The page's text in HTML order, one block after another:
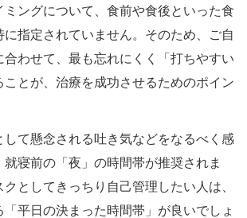
ミングについて、食前や食後といった食
指定されていません。そのため、ご自
合わせて、最も忘れにくく「打ちやすい
ことが、治療を成功させるためのポイン
して懸念される吐き気などをなるべく感
就寝前の「夜」の時間帯が推奨されま
としてきっちり自己管理したい人は、
平日の決まった時間帯」が良いでしょ